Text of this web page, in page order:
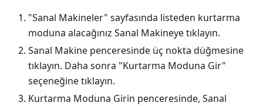
"Sanal Makineler" sayfasında listeden kurtarma
moduna alacağınız Sanal Makineye tıklayın.
Sanal Makine penceresinde üç nokta düğmesine
tıklayın. Daha sonra "Kurtarma Moduna Gir"
seçeneğine tıklayın.
Kurtarma Moduna Girin penceresinde, Sanal